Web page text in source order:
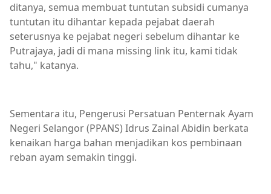
ditanya, semua membuat tuntutan subsidi cumanya
tuntutan itu dihantar kepada pejabat daerah
seterusnya ke pejabat negeri sebelum dihantar ke
Putrajaya, jadi di mana missing link itu, kami tidak
tahu," katanya.
Sementara itu, Pengerusi Persatuan Penternak Ayam
Negeri Selangor (PPANS) Idrus Zainal Abidin berkata
kenaikan harga bahan menjadikan kos pembinaan
reban ayam semakin tinggi.